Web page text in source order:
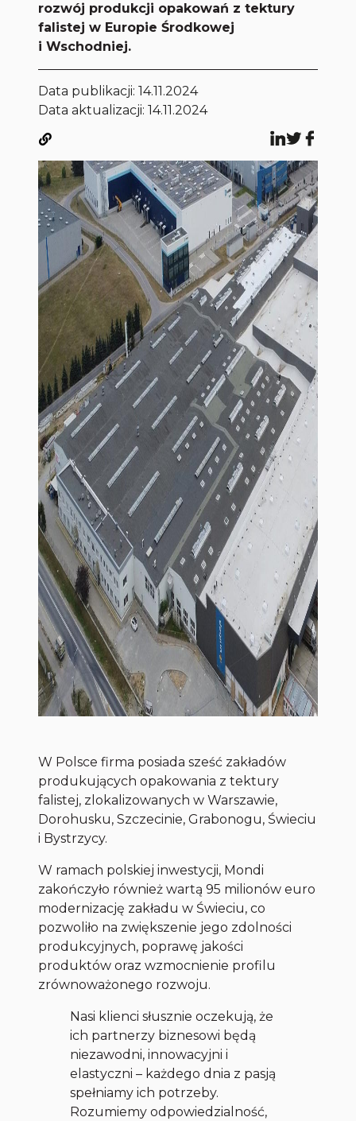
rozwój produkcji opakowań z tektury
falistej w Europie Środkowej
i Wschodniej.
Data publikacji:14.11.2024
Data aktualizacji: 14.11.2024
W Polsce firma posiada sześć zakładów
produkujących opakowania z tektury
falistej, zlokalizowanych w Warszawie,
Dorohusku, Szczecinie, Grabonogu, Świeciu
i Bystrzycy.
W ramach polskiej inwestycji, Mondi
zakończyło również wartą 95 milionów euro
modernizację zakładu w Świeciu, co
pozwoliło na zwiększenie jego zdolności
produkcyjnych, poprawę jakości
produktów oraz wzmocnienie profilu
zrównoważonego rozwoju.
Nasi klienci słusznie oczekują, że
ich partnerzy biznesowi będą
niezawodni, innowacyjni i
elastyczni – każdego dnia z pasją
spełniamy ich potrzeby.
Rozumiemy odpowiedzialność,